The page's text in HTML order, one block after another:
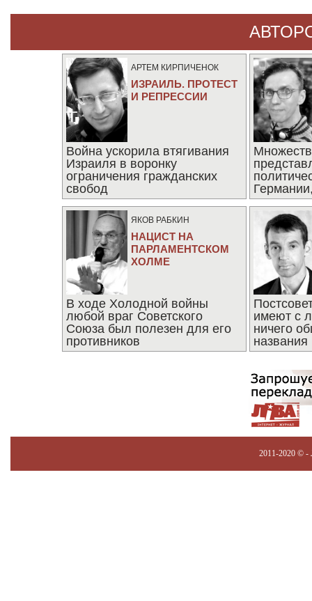
АРТЕМ КИРПИЧЕНОК
ИЗРАИЛЬ. ПРОТЕСТ
И РЕПРЕССИИ
Война ускорила втягивания
Израиля в воронку
ограничения гражданских
свобод
ЯКОВ РАБКИН
НАЦИСТ НА
ПАРЛАМЕНТСКОМ
ХОЛМЕ
В ходе Холодной войны
любой враг Советского
Союза был полезен для его
противников
имеют с
ничего
названия
2011-2020 © -